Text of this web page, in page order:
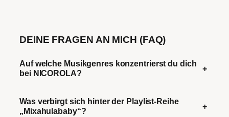
DEINE FRAGEN AN MICH (FAQ)
Auf welche Musikgenres konzentrierst du dich
bei NICOROLA?
+
Was verbirgt sich hinter der Playlist-Reihe
„Mixahulababy“?
+